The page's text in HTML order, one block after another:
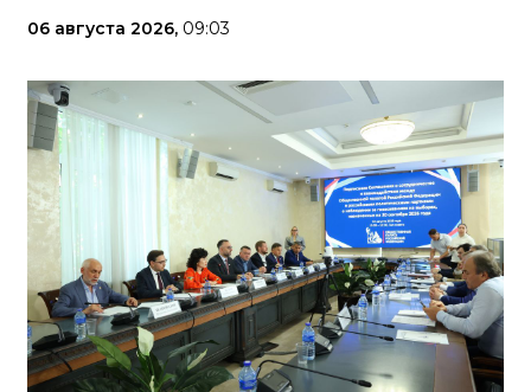
06 августа 2026, 09:03